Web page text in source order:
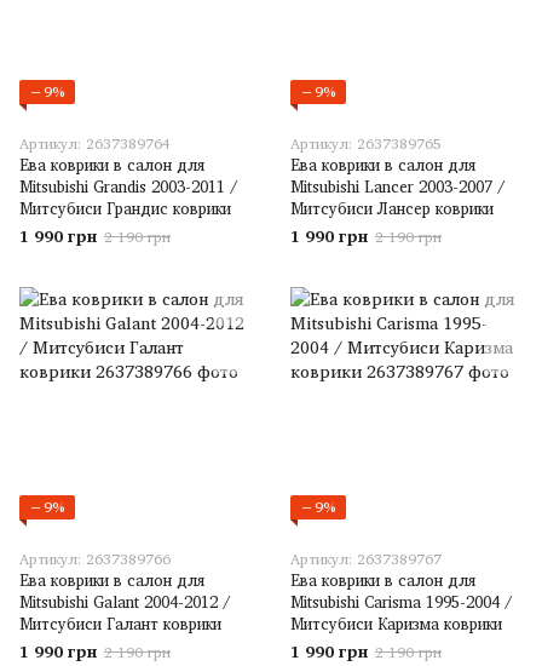
−9%
Артикул: 2637389764
Ева коврики в салон для
Mitsubishi Grandis 2003-2011 /
Митсубиси Грандис коврики
1 990 грн 2 190 грн
−9%
Артикул: 2637389765
Ева коврики в салон для
Mitsubishi Lancer 2003-2007 /
Митсубиси Лансер коврики
1 990 грн 2 190 грн
−9%
Артикул: 2637389766
Ева коврики в салон для
Mitsubishi Galant 2004-2012 /
Митсубиси Галант коврики
1 990 грн 2 190 грн
−9%
Артикул: 2637389767
Ева коврики в салон для
Mitsubishi Carisma 1995-2004 /
Митсубиси Каризма коврики
1 990 грн 2 190 грн